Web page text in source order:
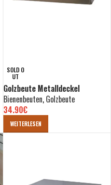
SOLD O
UT
Golzbeute Metalldeckel
Bienenbeuten, Golzbeute
34.90€
WEITERLESEN